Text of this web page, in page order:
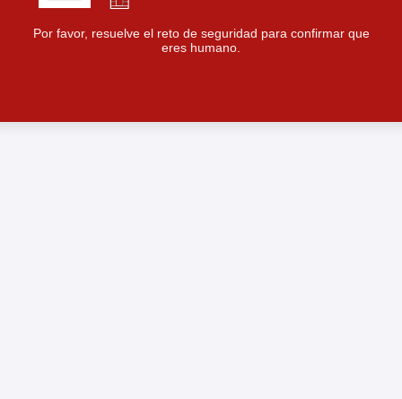
Por favor, resuelve el reto de seguridad para confirmar que
eres humano.